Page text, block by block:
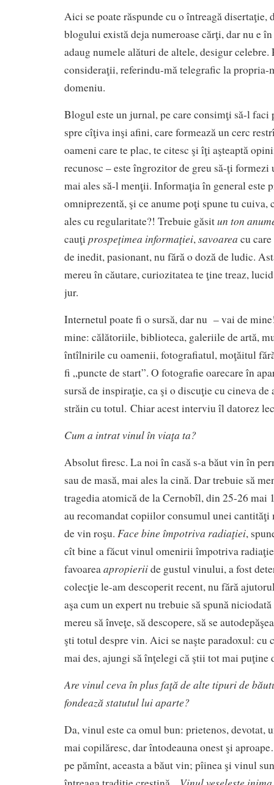
Aici se poate răspunde cu o întreagă disertaţie,
blogului există deja numeroase cărţi, dar nu e
adaug numele alături de altele, desigur celebre.
consideraţii, referindu-mă telegrafic la propria-
domeniu.
Blogul este un jurnal, pe care consimţi să-l
spre cîţiva inşi afini, care formează un cerc
oameni care te plac, te citesc şi îţi aşteaptă
recunosc – este îngrozitor de greu să-ţi formezi
mai ales să-l menţii. Informaţia în general este
omniprezentă, şi ce anume poţi spune tu cuiva,
ales cu regularitate?! Trebuie găsitun ton
cauţi prospeţimea informaţiei,savoarea cu
de inedit, pasionant, nu fără o doză de ludic.
mereu în căutare, curiozitatea te ţine treaz,
jur.
Internetul poate fi o sursă, dar nu – vai de
mine: călătoriile, biblioteca, galeriile de artă,
întîlnirile cu oamenii, fotografiatul, moţăitul
fi „puncte de start”. O fotografie oarecare în
sursă de inspiraţie, ca şi o discuţie cu cineva de
străin cu totul. Chiar acest interviu îl datorez
Cum a intrat vinul în viaţa ta?
Absolut firesc. La noi în casă s-a băut vin în
sau de masă, mai ales la cină. Dar trebuie să
tragedia atomică de la Cernobîl, din 25-26 mai
au recomandat copiilor consumul unei cantităţi
de vin roşu. Face bine împotriva radiaţiei,
cît bine a făcut vinul omenirii împotriva
favoareaapropieriide gustul vinului, a fost
colecţie le-am descoperit recent, nu fără
aşa cum un expert nu trebuie să spună
mereu să înveţe, să descopere, să se
şti totul despre vin. Aici se naşte paradoxul:
mai des, ajungi să înţelegi că ştii tot mai puţine
Are vinul ceva în plus faţă de alte tipuri de
fondează statutul lui aparte?
Da, vinul este ca omul bun: prietenos, devotat,
mai copilăresc, dar întodeauna onest şi
pe pămînt, aceasta a băut vin; pîinea şi vinul